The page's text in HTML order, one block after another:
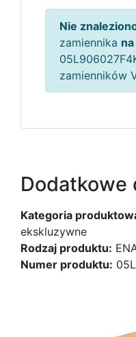
Nie
zamiennika na
zamienników
Dodatkowe
Kategoria
ekskluzywne
Rodzaj produktu:
Numer produktu: